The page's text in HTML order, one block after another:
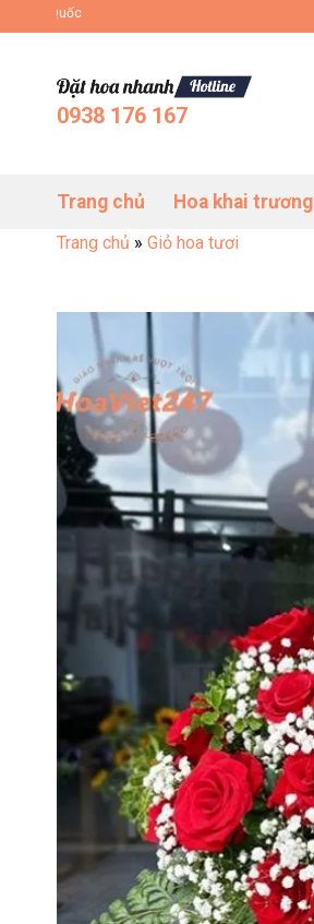
qua
0938 176 167
Trang chủ Hoa khai trương
Trang chủ » Giỏ hoa tươi